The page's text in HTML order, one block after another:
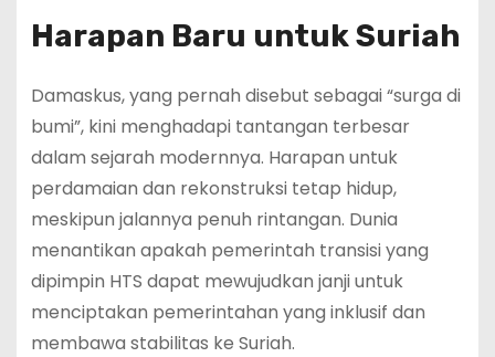
Harapan Baru untuk Suriah
Damaskus, yang pernah disebut sebagai “surga di
bumi”, kini menghadapi tantangan terbesar
dalam sejarah modernnya. Harapan untuk
perdamaian dan rekonstruksi tetap hidup,
meskipun jalannya penuh rintangan. Dunia
menantikan apakah pemerintah transisi yang
dipimpin HTS dapat mewujudkan janji untuk
menciptakan pemerintahan yang inklusif dan
membawa stabilitas ke Suriah.